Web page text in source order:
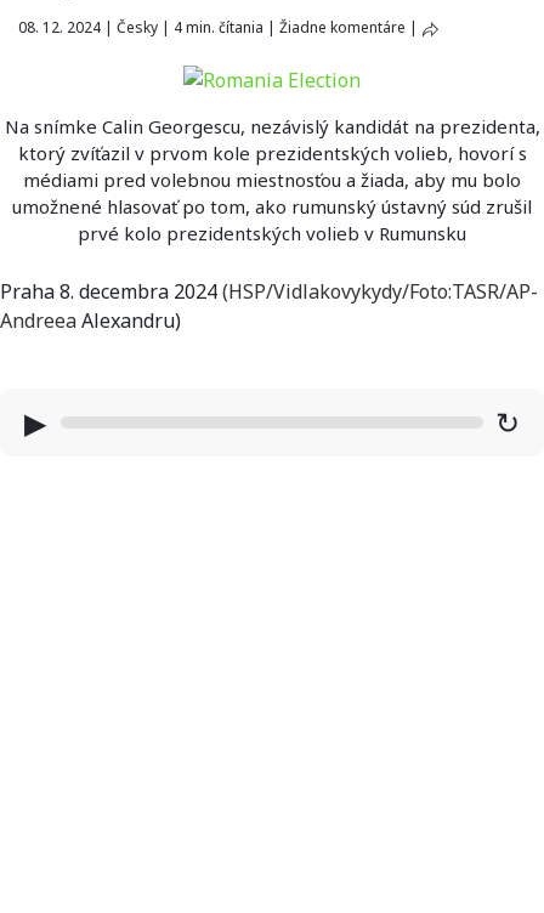
08. 12. 2024 | Česky | 4 min. čítania | Žiadne komentáre |
Na snímke Calin Georgescu, nezávislý kandidát na prezidenta,
ktorý zvíťazil v prvom kole prezidentských volieb, hovorí s
médiami pred volebnou miestnosťou a žiada, aby mu bolo
umožnené hlasovať po tom, ako rumunský ústavný súd zrušil
prvé kolo prezidentských volieb v Rumunsku
Praha 8. decembra 2024(HSP/Vidlakovykydy/Foto:TASR/AP-
AndreeaAlexandru)
▶ ↻